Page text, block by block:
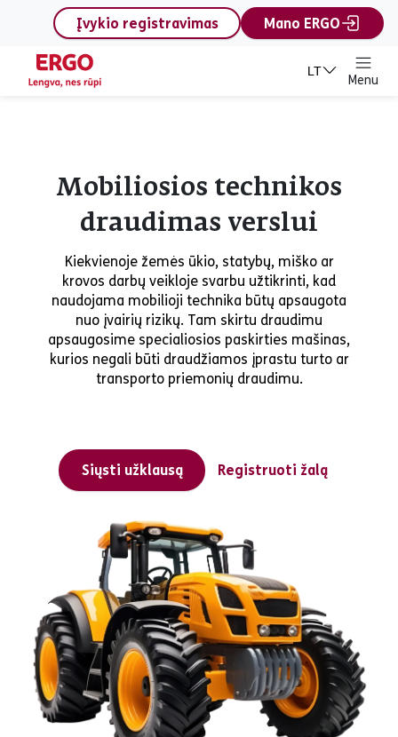
content
Įvykio registravimas
Mano ERGO
LT
Menu
Mobiliosios technikos
draudimas verslui
Kiekvienoje žemės ūkio, statybų, miško ar
krovos darbų veikloje svarbu užtikrinti, kad
naudojama mobilioji technika būtų apsaugota
nuo įvairių rizikų. Tam skirtu draudimu
apsaugosime specialiosios paskirties mašinas,
kurios negali būti draudžiamos įprastu turto ar
transporto priemonių draudimu.
Siųsti užklausą Registruoti žalą